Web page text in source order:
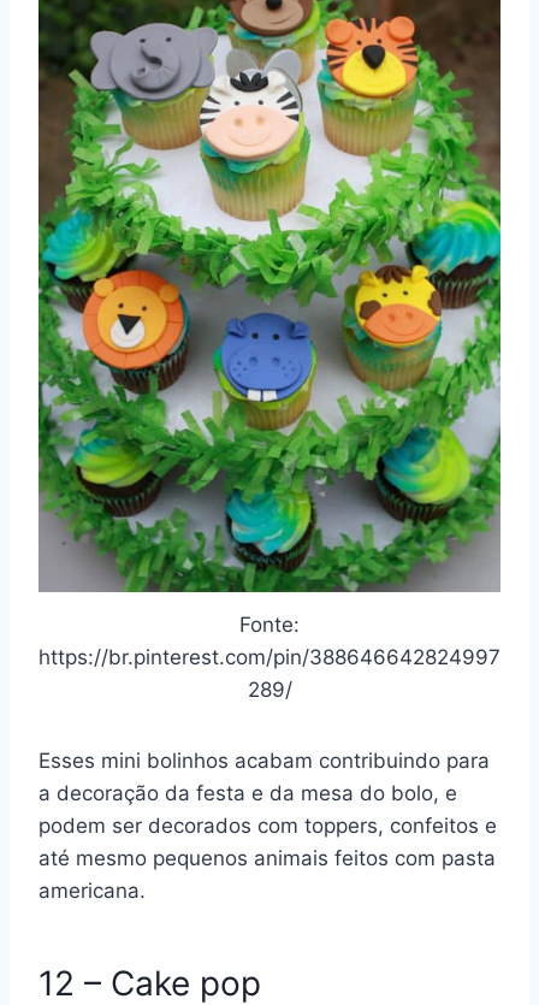
Fonte:
https://br.pinterest.com/pin/388646642824997
289/
Esses mini bolinhos acabam contribuindo para
a decoração da festa e da mesa do bolo, e
podem ser decorados com toppers, confeitos e
até mesmo pequenos animais feitos com pasta
americana.
12 – Cake pop